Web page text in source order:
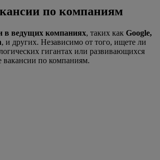
по компаниям
в ведущих компаниях, таких как Google,
, и других. Независимо от того, ищете ли
гигантах или развивающихся
вакансии по компаниям.